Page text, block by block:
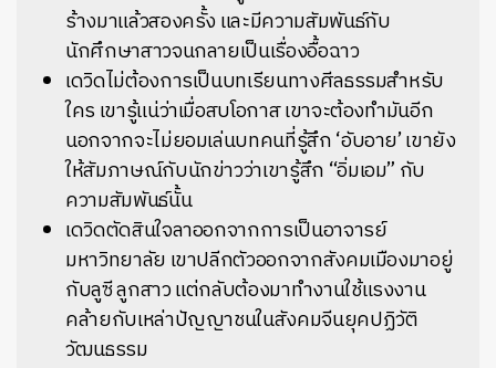
ร้างมาแล้วสองครั้ง และมีความสัมพันธ์กับ
นักศึกษาสาวจนกลายเป็นเรื่องอื้อฉาว
เดวิดไม่ต้องการเป็นบทเรียนทางศีลธรรมสำหรับ
ใคร เขารู้แน่ว่าเมื่อสบโอกาส เขาจะต้องทำมันอีก
นอกจากจะไม่ยอมเล่นบทคนที่รู้สึก ‘อับอาย’ เขายัง
ให้สัมภาษณ์กับนักข่าวว่าเขารู้สึก “อิ่มเอม” กับ
ความสัมพันธ์นั้น
เดวิดตัดสินใจลาออกจากการเป็นอาจารย์
มหาวิทยาลัย เขาปลีกตัวออกจากสังคมเมืองมาอยู่
กับลูซี ลูกสาว แต่กลับต้องมาทำงานใช้แรงงาน
คล้ายกับเหล่าปัญญาชนในสังคมจีนยุคปฏิวัติ
วัฒนธรรม